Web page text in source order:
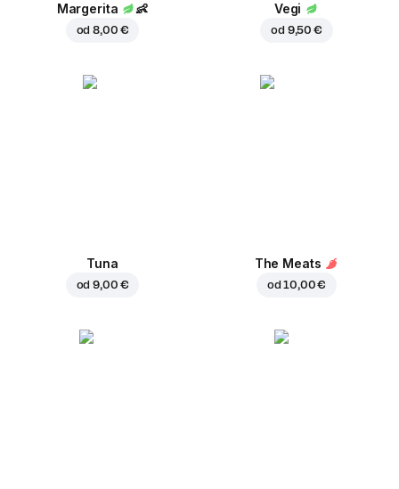
Margerita 👶
od8,00 €
Vegi
od 9,50 €
Tuna
od9,00 €
The Meats
od10,00 €